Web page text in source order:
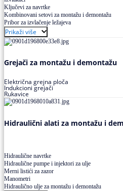
Ključevi za navrtke
Kombinovani setovi za montažu i demontažu
Pribor za izvlačenje ležajeva
Prikaži više
Grejači za montažu i demontažu
Električna grejna ploča
Indukcioni grejači
Rukavice
Hidraulični alati za montažu i
Hidraulične navrtke
Hidraulične pumpe i injektori za ulje
Merni listići za zazor
Manometri
Hidraulično ulje za montažu i demontažu